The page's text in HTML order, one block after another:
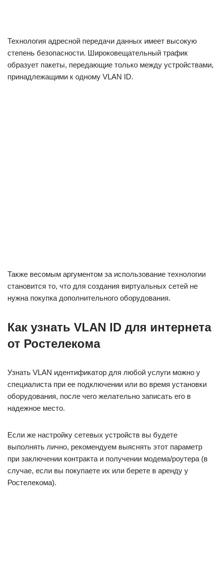
Технология адресной передачи данных имеет высокую
степень безопасности. Широковещательный трафик
образует пакеты, передающие только между устройствами,
принадлежащими к одному VLAN ID.
Также весомым аргументом за использование технологии
становится то, что для создания виртуальных сетей не
нужна покупка дополнительного оборудования.
Как узнать VLAN ID для интернета
от Ростелекома
Узнать VLAN идентификатор для любой услуги можно у
специалиста при ее подключении или во время установки
оборудования, после чего желательно записать его в
надежное место.
Если же настройку сетевых устройств вы будете
выполнять лично, рекомендуем выяснять этот параметр
при заключении контракта и получении модема/роутера (в
случае, если вы покупаете их или берете в аренду у
Ростелекома).